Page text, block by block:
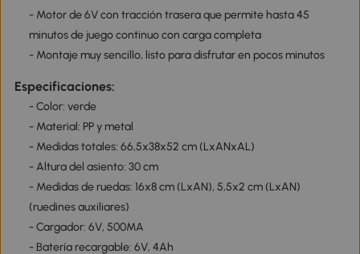
- Motor de 6V con tracción trasera que permite hasta 45
minutos de juego continuo con carga completa
- Montaje muy sencillo, listo para disfrutar en pocos minutos
Especificaciones:
- Color: verde
- Material: PP y metal
- Medidas totales: 66,5x38x52 cm (LxANxAL)
- Altura del asiento: 30 cm
- Medidas de ruedas: 16x8 cm (LxAN), 5,5x2 cm (LxAN)
(ruedines auxiliares)
- Cargador: 6V, 500MA
- Batería recargable: 6V, 4Ah